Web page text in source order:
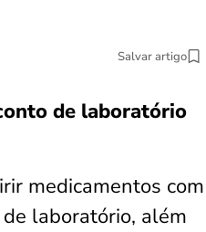
Salvar artigo
de laboratório
medicamentos com
laboratório, além